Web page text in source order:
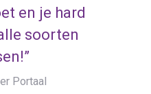
en je hard
soorten
Portaal